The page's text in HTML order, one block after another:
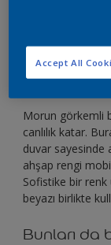
Morun görkemli
canlılık katar.
duvar sayesinde
ahşap rengi
Sofistike bir renk
beyazı birlikte
Bunları da
Accept All